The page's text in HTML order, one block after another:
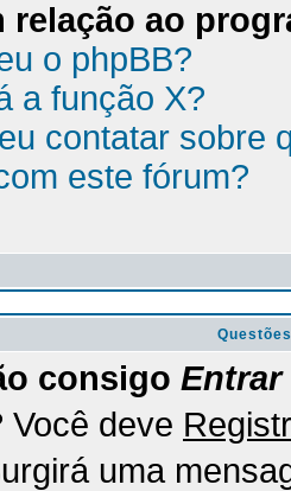
relação ao
o phpBB?
a função X?
contatar sobre
este fórum?
consigo Entrar
Você deve
uma